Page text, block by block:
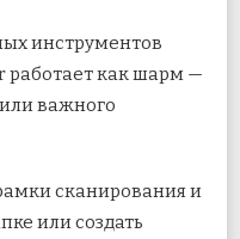
инструментов
работает как шарм —
важного
сканирования и
или создать